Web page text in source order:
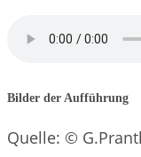
Bilder der Aufführung
Quelle: © G.Prantl